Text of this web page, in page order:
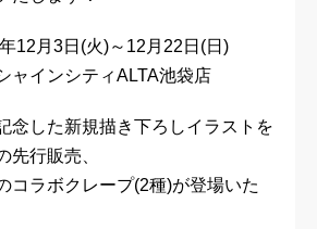
12月3日(火)～12月22日(日)
ャインシティALTA池袋店
念した新規描き下ろしイラストを
先行販売、
コラボクレープ(2種)が登場いた